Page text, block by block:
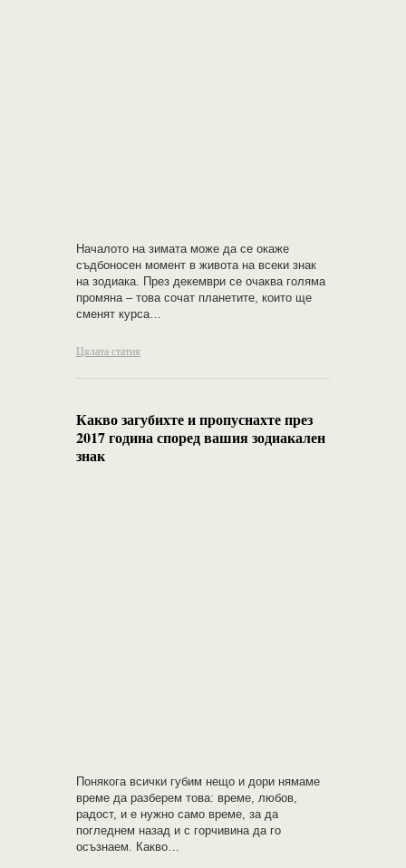
Началото на зимата може да се окаже
съдбоносен момент в живота на всеки знак
на зодиака. През декември се очаква голяма
промяна – това сочат планетите, които ще
сменят курса…
Цялата статия
Какво загубихте и пропуснахте през
2017 година според вашия зодиакален
знак
Понякога всички губим нещо и дори нямаме
време да разберем това: време, любов,
радост, и е нужно само време, за да
погледнем назад и с горчивина да го
осъзнаем. Какво…